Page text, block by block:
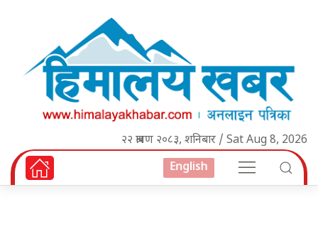
२२ श्रावण २०८३, शनिबार / Sat Aug 8, 2026
English